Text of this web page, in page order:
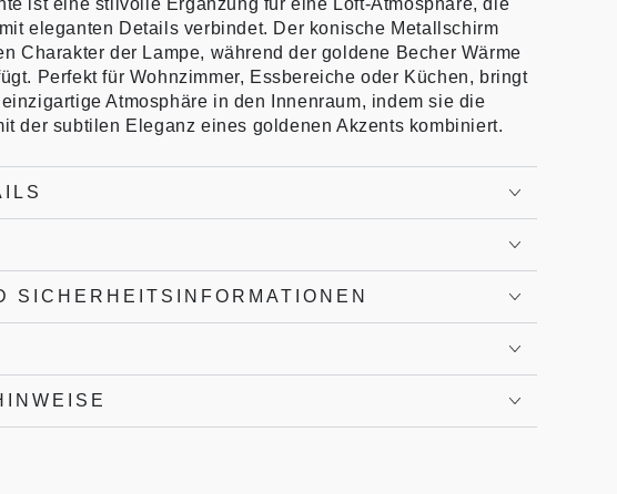
eleganten Details verbindet. Der konische Metallschirm
Charakter der Lampe, während der goldene Becher Wärme
Perfekt für Wohnzimmer, Essbereiche oder Küchen, bringt
Atmosphäre in den Innenraum, indem sie die
der subtilen Eleganz eines goldenen Akzents kombiniert.
SICHERHEITSINFORMATIONEN